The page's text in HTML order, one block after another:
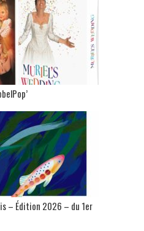
– Édition 2026 – du 1er